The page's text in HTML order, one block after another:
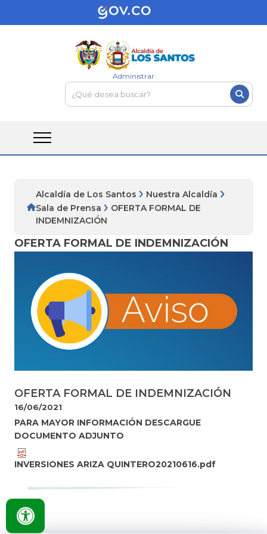
Administrar
Alcaldía de Los Santos
Nuestra Alcaldía
Sala de Prensa
OFERTA FORMAL DE
INDEMNIZACIÓN
OFERTA FORMAL DE INDEMNIZACIÓN
OFERTA FORMAL DE INDEMNIZACIÓN
16/06/2021
​PARA MAYOR INFORMACIÓN DESCARGUE
DOCUMENTO ADJUNTO
INVERSIONES ARIZA QUINTERO20210616.pdf